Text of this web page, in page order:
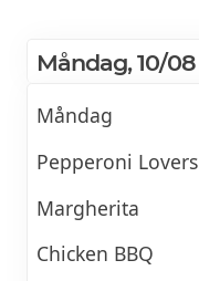
Måndag, 10/08
Måndag
Pepperoni Lovers
Margherita
Chicken BBQ